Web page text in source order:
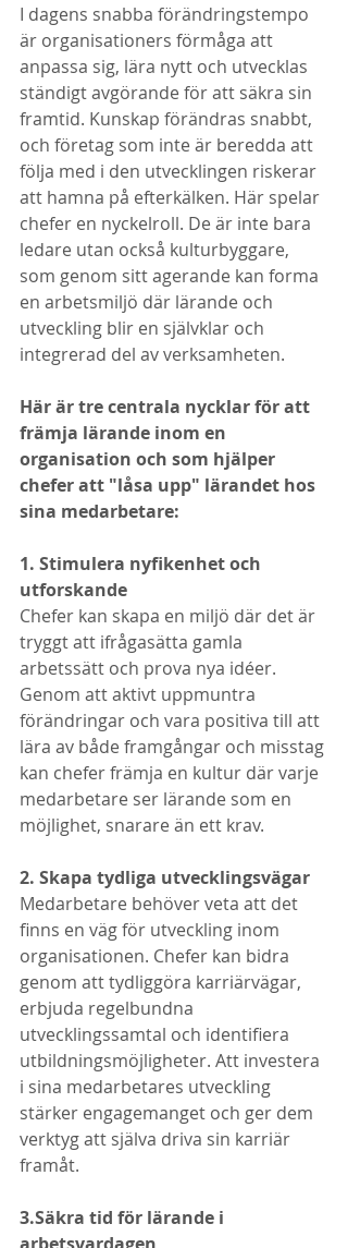
I dagens snabba förändringstempo
är organisationers förmåga att
anpassa sig, lära nytt och utvecklas
ständigt avgörande för att säkra sin
framtid. Kunskap förändras snabbt,
och företag som inte är beredda att
följa med i den utvecklingen riskerar
att hamna på efterkälken. Här spelar
chefer en nyckelroll. De är inte bara
ledare utan också kulturbyggare,
som genom sitt agerande kan forma
en arbetsmiljö där lärande och
utveckling blir en självklar och
integrerad del av verksamheten.
Här är tre centrala nycklar för att
främja lärande inom en
organisation och som hjälper
chefer att "låsa upp" lärandet hos
sina medarbetare:
1. Stimulera nyfikenhet och
utforskande
Chefer kan skapa en miljö där det är
tryggt att ifrågasätta gamla
arbetssätt och prova nya idéer.
Genom att aktivt uppmuntra
förändringar och vara positiva till att
lära av både framgångar och misstag
kan chefer främja en kultur där varje
medarbetare ser lärande som en
möjlighet, snarare än ett krav.
2. Skapa tydliga utvecklingsvägar
Medarbetare behöver veta att det
finns en väg för utveckling inom
organisationen. Chefer kan bidra
genom att tydliggöra karriärvägar,
erbjuda regelbundna
utvecklingssamtal och identifiera
utbildningsmöjligheter. Att investera
i sina medarbetares utveckling
stärker engagemanget och ger dem
verktyg att själva driva sin karriär
framåt.
3.Säkra tid för lärande i